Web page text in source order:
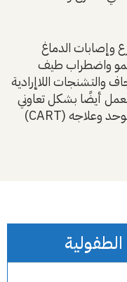
وإصابات الدماغ
واضطراب طيف
والتشنجات اللاإرادية
أيضًا بشكل تعاوني
مع مركز الشلل الدماغي ومركز أبحاث التوحد وعلاجه (CART)